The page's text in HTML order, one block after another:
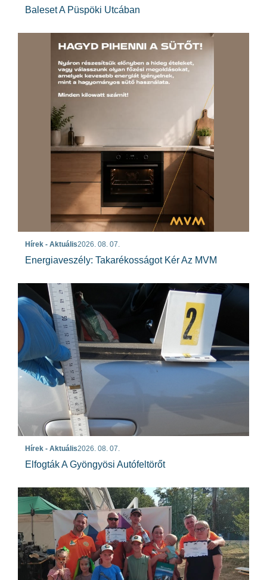
Baleset A Püspöki Utcában
Hírek - Aktuális2026. 08. 07.
Energiaveszély: Takarékosságot Kér Az MVM
Hírek - Aktuális2026. 08. 07.
Elfogták A Gyöngyösi Autófeltörőt